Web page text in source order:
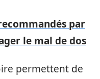
par
le mal de dos
permettent de